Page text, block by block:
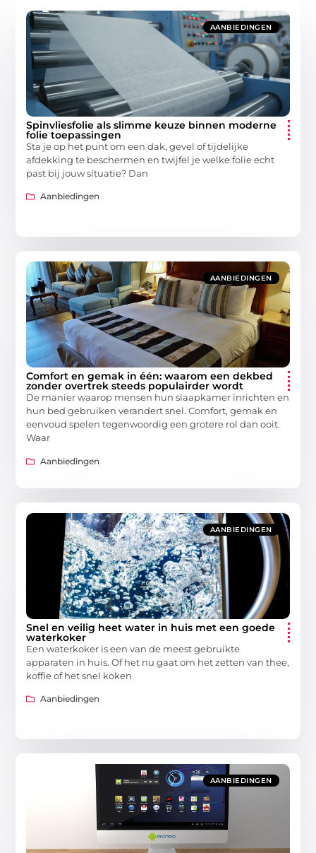
AANBIEDINGEN
Spinvliesfolie als slimme keuze binnen moderne
folie toepassingen
Sta je op het punt om een dak, gevel of tijdelijke
afdekking te beschermen en twijfel je welke folie echt
past bij jouw situatie? Dan
Aanbiedingen
AANBIEDINGEN
Comfort en gemak in één: waarom een dekbed
zonder overtrek steeds populairder wordt
De manier waarop mensen hun slaapkamer inrichten en
hun bed gebruiken verandert snel. Comfort, gemak en
eenvoud spelen tegenwoordig een grotere rol dan ooit.
Waar
Aanbiedingen
AANBIEDINGEN
Snel en veilig heet water in huis met een goede
waterkoker
Een waterkoker is een van de meest gebruikte
apparaten in huis. Of het nu gaat om het zetten van thee,
koffie of het snel koken
Aanbiedingen
AANBIEDINGEN